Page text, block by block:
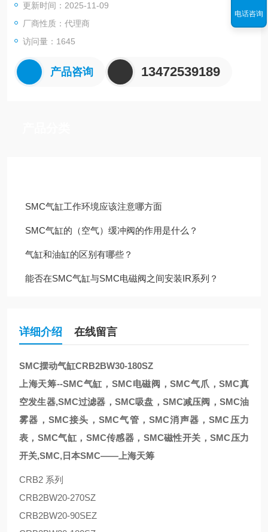
筹 更新时间：2025-11-09
厂商性质：代理商
访问量：1645
产品咨询 13472539189
SMC气缸工作环境应该注意哪方面
SMC气缸的（空气）缓冲阀的作用是什么？
气缸和油缸的区别有哪些？
能否在SMC气缸与SMC电磁阀之间安装IR系列？
详细介绍 在线留言
SMC摆动气缸CRB2BW30-180SZ
上海天筹--SMC气缸，SMC电磁阀，SMC气爪，SMC真
空发生器,SMC过滤器，SMC吸盘，SMC减压阀，SMC油
雾器，SMC接头，SMC气管，SMC消声器，SMC压力
表，SMC气缸，SMC传感器，SMC磁性开关，SMC压力
开关,SMC,日本SMC——上海天筹
CRB2 系列
CRB2BW20-270SZ
CRB2BW20-90SEZ
电话咨询